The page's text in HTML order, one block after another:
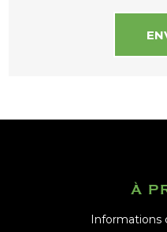
À
Informations